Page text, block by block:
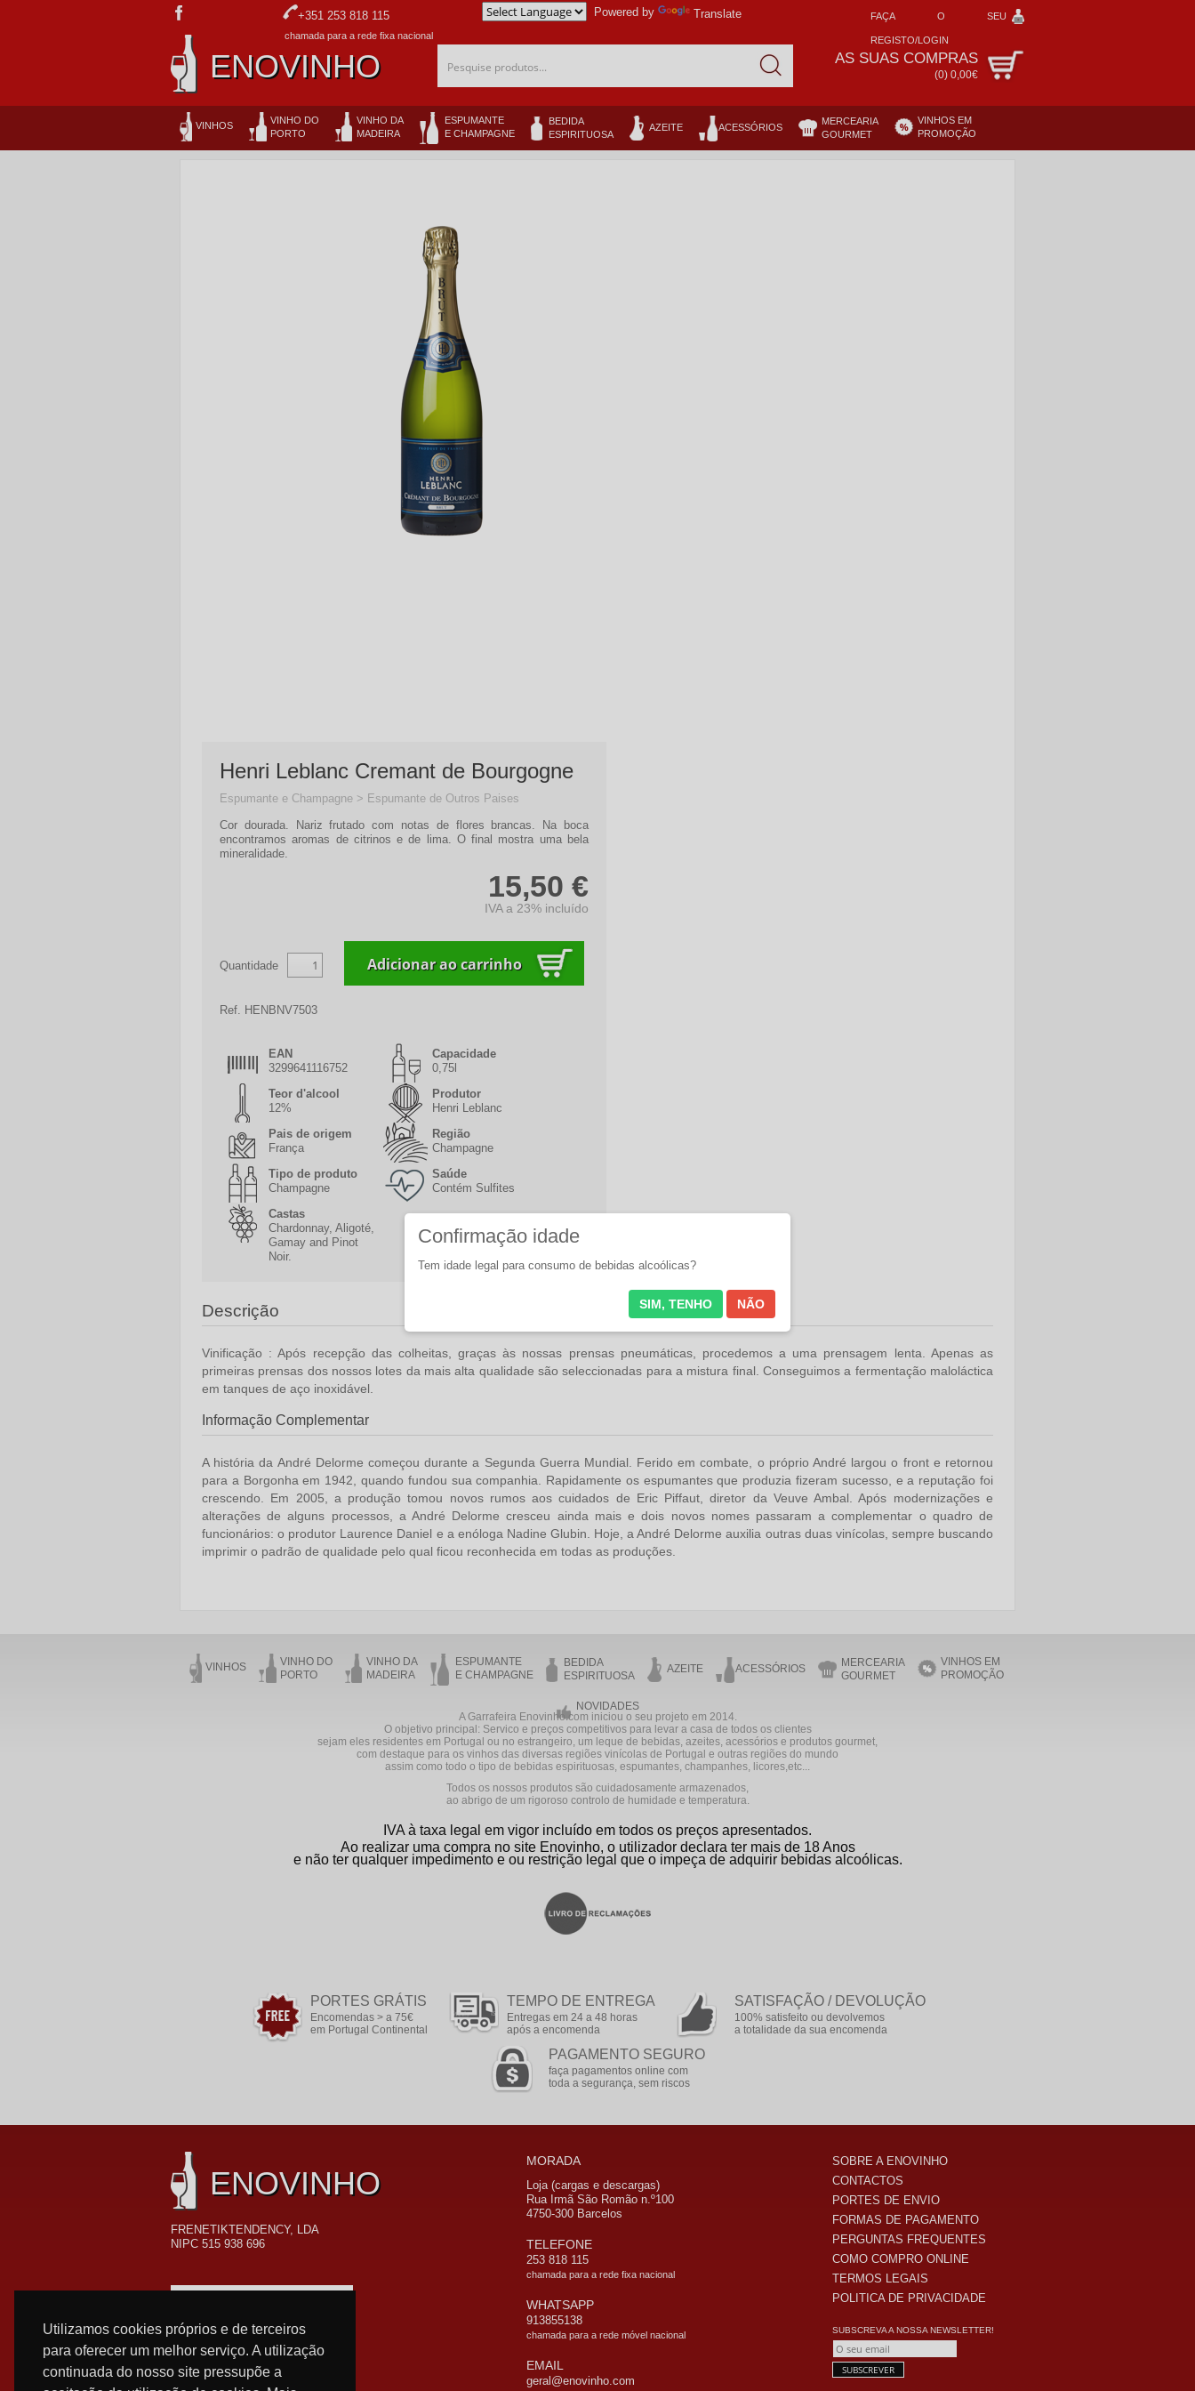
Utilizamos cookies próprios e de terceiros
para oferecer um melhor serviço. A utilização
continuada do nosso site pressupõe a
+351 253 818 115
chamada para a rede fixa nacional
Powered by Translate FAÇA O SEU
REGISTO/LOGIN
ENOVINHO Pesquise produtos...
AS SUAS COMPRAS
(0) 0,00€
VINHOS
VINHO DO
PORTO
VINHO DA
MADEIRA
ESPUMANTE
E CHAMPAGNE
BEDIDA
ESPIRITUOSA
AZEITE ACESSÓRIOS
MERCEARIA
GOURMET
VINHOS EM
PROMOÇÃO
Henri Leblanc Cremant de Bourgogne
Espumante e Champagne > Espumante de Outros Paises
Cor dourada. Nariz frutado com notas de flores brancas. Na boca
encontramos aromas de citrinos e de lima. O final mostra uma bela
mineralidade.
15,50 €
IVA a 23% incluído
Quantidade
Ref. HENBNV7503
EAN
3299641116752
Capacidade
0,75l
Teor d'alcool
12%
Produtor
Henri Leblanc
Pais de origem
França
Região
Champagne
Tipo de produto
Champagne
Saúde
Contém Sulfites
Castas
Chardonnay, Aligoté,
Gamay and Pinot
Noir.
Descrição
Vinificação :Após recepção das colheitas, graças às nossas prensas pneumáticas, procedemos a uma prensagem lenta. Apenas as
primeiras prensas dos nossos lotes da mais alta qualidade são seleccionadas para a mistura final. Conseguimos a fermentação maloláctica
em tanques de aço inoxidável.
Informação Complementar
A história da André Delorme começou durante a Segunda Guerra Mundial. Ferido em combate, o próprio André largou o front e retornou
para a Borgonha em 1942, quando fundou sua companhia. Rapidamente os espumantes que produzia fizeram sucesso, e a reputação foi
crescendo. Em 2005, a produção tomou novos rumos aos cuidados de Eric Piffaut, diretor da Veuve Ambal. Após modernizações e
alterações de alguns processos, a André Delorme cresceu ainda mais e dois novos nomes passaram a complementar o quadro de
funcionários: o produtor Laurence Daniel e a enóloga Nadine Glubin. Hoje, a André Delorme auxilia outras duas vinícolas, sempre buscando
imprimir o padrão de qualidade pelo qual ficou reconhecida em todas as produções.
VINHOS
VINHO DO
PORTO
VINHO DA
MADEIRA
ESPUMANTE
E CHAMPAGNE
BEDIDA
ESPIRITUOSA
AZEITE ACESSÓRIOS
MERCEARIA
GOURMET
VINHOS EM
PROMOÇÃO
NOVIDADES
A Garrafeira Enovinho.com iniciou o seu projeto em 2014.
O objetivo principal: Servico e preços competitivos para levar a casa de todos os clientes
sejam eles residentes em Portugal ou no estrangeiro, um leque de bebidas, azeites, acessórios e produtos gourmet,
com destaque para os vinhos das diversas regiões vinícolas de Portugal e outras regiões do mundo
assim como todo o tipo de bebidas espirituosas, espumantes, champanhes, licores,etc...
Todos os nossos produtos são cuidadosamente armazenados,
ao abrigo de um rigoroso controlo de humidade e temperatura.
IVA à taxa legal em vigor incluído em todos os preços apresentados.
Ao realizar uma compra no site Enovinho, o utilizador declara ter mais de 18 Anos
e não ter qualquer impedimento e ou restrição legal que o impeça de adquirir bebidas alcoólicas.
PORTES GRÁTIS
Encomendas > a 75€
em Portugal Continental
TEMPO DE ENTREGA
Entregas em 24 a 48 horas
após a encomenda
SATISFAÇÃO / DEVOLUÇÃO
100% satisfeito ou devolvemos
a totalidade da sua encomenda
PAGAMENTO SEGURO
faça pagamentos online com
toda a segurança, sem riscos
ENOVINHO
FRENETIKTENDENCY, LDA
NIPC 515 938 696
MORADA
Loja (cargas e descargas)
Rua Irmã São Romão n.º100
4750-300 Barcelos
TELEFONE
253 818 115
chamada para a rede fixa nacional
WHATSAPP
913855138
chamada para a rede móvel nacional
EMAIL
geral@enovinho.com
SOBRE A ENOVINHO
CONTACTOS
PORTES DE ENVIO
FORMAS DE PAGAMENTO
PERGUNTAS FREQUENTES
COMO COMPRO ONLINE
TERMOS LEGAIS
POLITICA DE PRIVACIDADE
SUBSCREVA A NOSSA NEWSLETTER!
Confirmação idade
Tem idade legal para consumo de bebidas alcoólicas?
SIM, TENHO NÃO